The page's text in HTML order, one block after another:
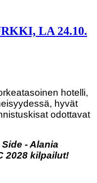
LA 24.10.
hotelli,
hyvät
odottavat
- Alania
2028 kilpailut!